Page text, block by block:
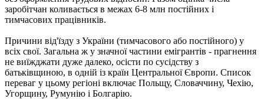
заробітчан коливається в межах 6-8 млн постійних і
тимчасових працівників.
Причини від'їзду з України (тимчасового або постійного) у
всіх свої. Загальна ж у значної частини емігрантів - прагнення
не виїжджати дуже далеко, осісти по сусідству з
батьківщиною, в одній із країн Центральної Європи. Список
переваг у цьому регіоні включає Польщу, Словаччину, Чехію,
Угорщину, Румунію і Болгарію.